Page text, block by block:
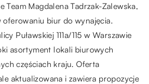
Team Magdalena Tadrzak-Zalewska,
oferowaniu biur do wynajęcia.
Puławskiej 111a/115 w Warszawie
asortyment lokali biurowych
częściach kraju. Oferta
aktualizowana i zawiera propozycje